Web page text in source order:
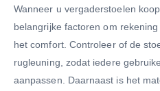
Wanneer u vergaderstoelen
belangrijke factoren om
het comfort. Controleer of de
rugleuning, zodat iedere
aanpassen. Daarnaast is het